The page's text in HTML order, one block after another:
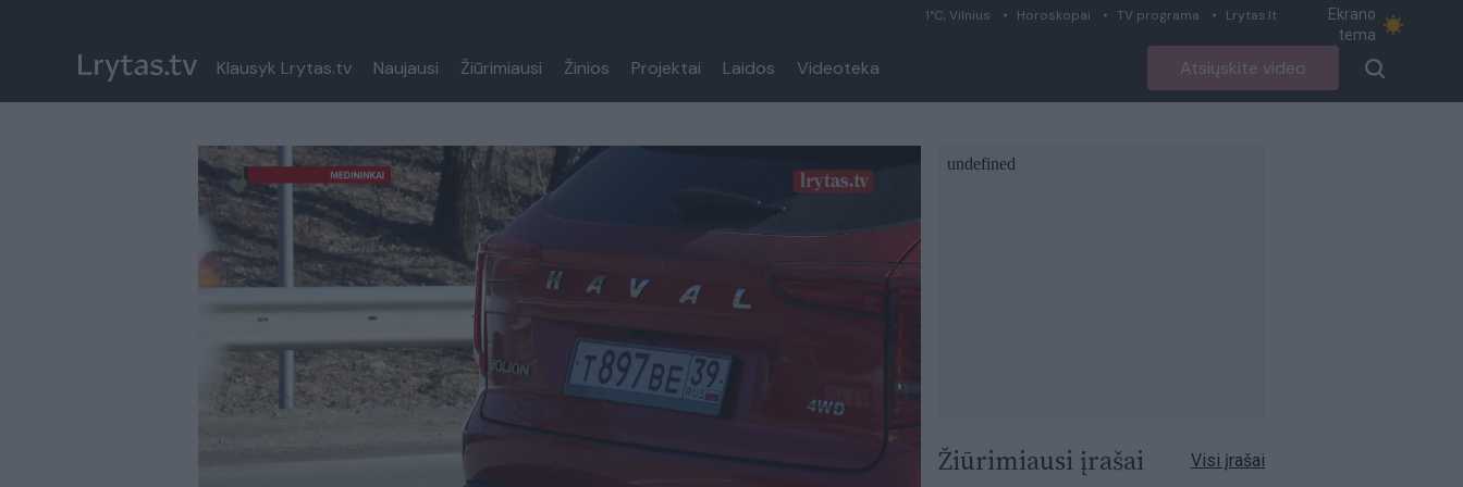
1°C, Vilnius Horoskopai TV programa Lrytas.lt
Ekrano
tema
Klausyk Lrytas.tv Naujausi Žiūrimiausi Žinios Projektai Laidos Videoteka Atsiųskite video
Paremkite Ukrainą
Žiūrimiausi įrašai Visi įrašai